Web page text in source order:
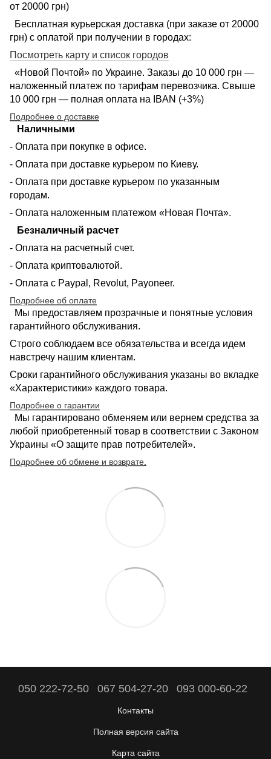
от 20000 грн)
Бесплатная курьерская доставка (при заказе от 20000
грн) с оплатой при получении в городах:
Посмотреть карту и список городов
«Новой Почтой» по Украине. Заказы до 10 000 грн —
наложенный платеж по тарифам перевозчика. Свыше
10 000 грн — полная оплата на IBAN (+3%)
Подробнее о доставке
Наличными
- Оплата при покупке в офисе.
- Оплата при доставке курьером по Киеву.
- Оплата при доставке курьером по указанным
городам.
- Оплата наложенным платежом «Новая Почта».
Безналичный расчет
- Оплата на расчетный счет.
- Оплата криптовалютой.
- Оплата с Paypal, Revolut, Payoneer.
Подробнее об оплате
Мы предоставляем прозрачные и понятные условия
гарантийного обслуживания.
Строго соблюдаем все обязательства и всегда идем
навстречу нашим клиентам.
Сроки гарантийного обслуживания указаны во вкладке
«Характеристики» каждого товара.
Подробнее о гарантии
Мы гарантировано обменяем или вернем средства за
любой приобретенный товар в соответствии с Законом
Украины «О защите прав потребителей».
Подробнее об обмене и возврате
050 222-72-50 067 504-27-20 093 000-60-22
Контакты
Полная версия сайта
Карта сайта